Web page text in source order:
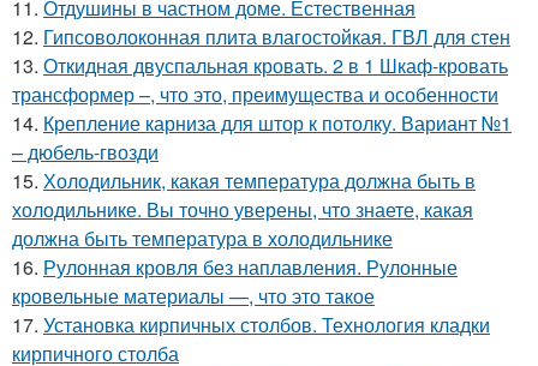
11. Отдушины в частном доме. Естественная
12. Гипсоволоконная плита влагостойкая. ГВЛ для стен
13. Откидная двуспальная кровать. 2 в 1 Шкаф-кровать
трансформер –, что это, преимущества и особенности
14. Крепление карниза для штор к потолку. Вариант №1
– дюбель-гвозди
15. Холодильник, какая температура должна быть в
холодильнике. Вы точно уверены, что знаете, какая
должна быть температура в холодильнике
16. Рулонная кровля без наплавления. Рулонные
кровельные материалы —, что это такое
17. Установка кирпичных столбов. Технология кладки
кирпичного столба